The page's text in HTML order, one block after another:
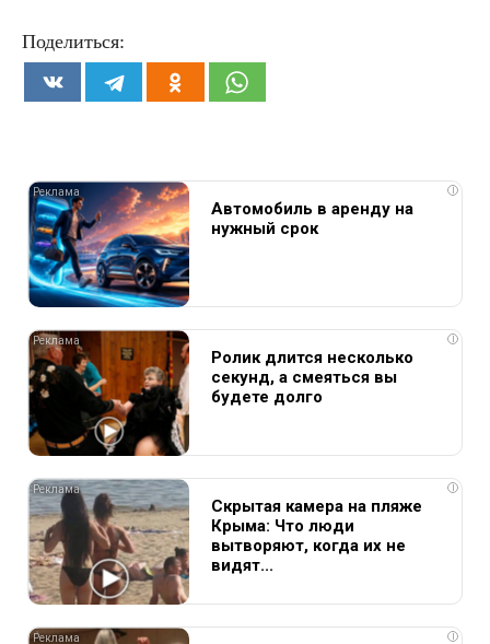
Поделиться:
i
Автомобиль в аренду на
нужный срок
i
Ролик длится несколько
секунд, а смеяться вы
будете долго
i
Скрытая камера на пляже
Крыма: Что люди
вытворяют, когда их не
видят...
i